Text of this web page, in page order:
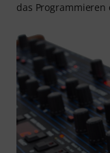
das